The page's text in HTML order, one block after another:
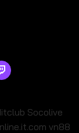
Socolive
vn88